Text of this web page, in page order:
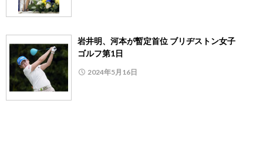
岩井明、河本が暫定首位 ブリヂストン女子
ゴルフ第1日
2024年5月16日